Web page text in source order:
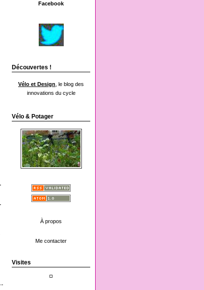
Facebook
Découvertes !
Vélo et Design , le blog des
innovations du cycle
Vélo & Potager
À propos
Me contacter
Visites